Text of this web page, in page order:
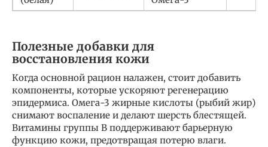
Полезные добавки для
восстановления кожи
Когда основной рацион налажен, стоит добавить
компоненты, которые ускоряют регенерацию
эпидермиса. Омега-3 жирные кислоты (рыбий жир)
снимают воспаление и делают шерсть блестящей.
Витамины группы B поддерживают барьерную
функцию кожи, предотвращая потерю влаги.